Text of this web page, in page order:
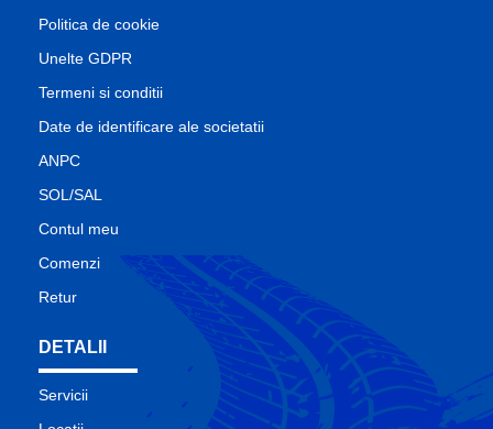
Politica de cookie
Unelte GDPR
Termeni si conditii
Date de identificare ale societatii
ANPC
SOL/SAL
Contul meu
Comenzi
Retur
DETALII
Servicii